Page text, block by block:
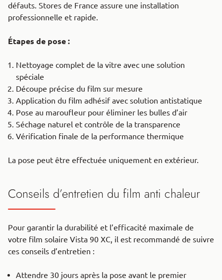
défauts. Stores de France assure une installation
professionnelle et rapide.
Étapes de pose :
Nettoyage complet de la vitre avec une solution
spéciale
Découpe précise du film sur mesure
Application du film adhésif avec solution antistatique
Pose au maroufleur pour éliminer les bulles d’air
Séchage naturel et contrôle de la transparence
Vérification finale de la performance thermique
La pose peut être effectuée uniquement en extérieur.
Conseils d’entretien du film anti chaleur
Pour garantir la durabilité et l’efficacité maximale de
votre film solaire Vista 90 XC, il est recommandé de suivre
ces conseils d’entretien :
Attendre 30 jours après la pose avant le premier